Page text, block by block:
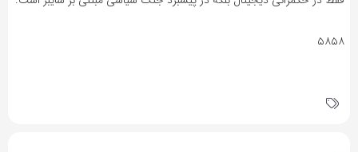
۵۸۵۸